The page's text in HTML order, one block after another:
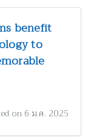
benefit
to
on 6 ม.ค. 2025
3
6